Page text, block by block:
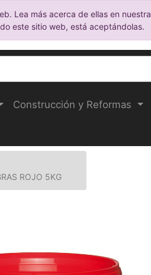
Lea más acerca de ellas en nuestra
este sitio web, está aceptándolas.
Construcción y Reformas
ROJO 5KG